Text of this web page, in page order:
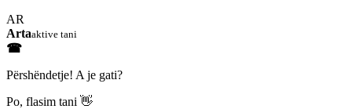
AR
Artaaktive tani
☎
Përshëndetje! A je gati?
Po, flasim tani 👋